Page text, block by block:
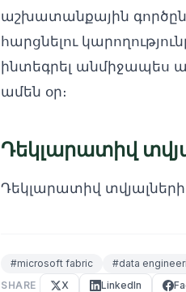
աշխատանքային
հարցնելու
ինտեգրել անմիջապես
ամեն օր։
Դեկլարատիվ
Դեկլարատիվ
#microsoft fabric #data
SHARE
X LinkedIn